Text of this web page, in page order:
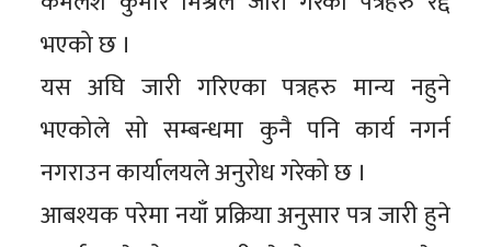
भएको छ ।
यस अघि जारी गरिएका पत्रहरु मान्य नहुने
भएकोले सो सम्बन्धमा कुनै पनि कार्य नगर्न
नगराउन कार्यालयले अनुरोध गरेको छ ।
आबश्यक परेमा नयाँ प्रक्रिया अनुसार पत्र जारी हुने